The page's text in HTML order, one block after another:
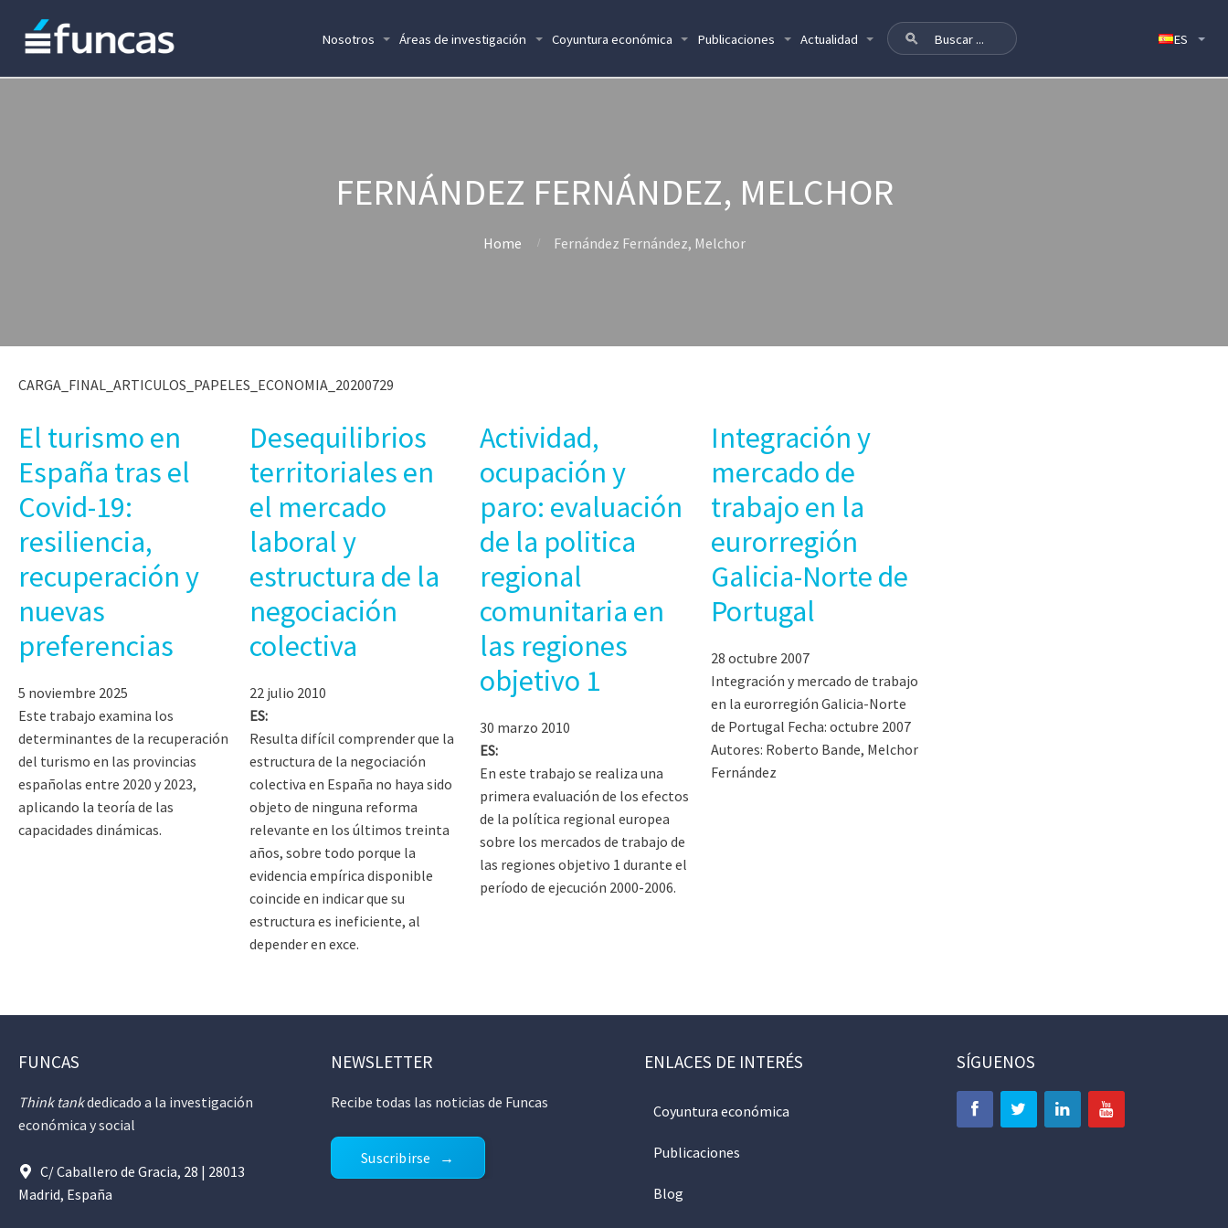
Nosotros Áreas de investigación Coyuntura económica Publicaciones Actualidad
FERNÁNDEZ FERNÁNDEZ, MELCHOR
Home Fernández Fernández, Melchor
CARGA_FINAL_ARTICULOS_PAPELES_ECONOMIA_20200729
El turismo en
España tras el
Covid-19:
resiliencia,
recuperación y
nuevas
preferencias
5 noviembre 2025
Este trabajo examina los
determinantes de la recuperación
del turismo en las provincias
españolas entre 2020 y 2023,
aplicando la teoría de las
capacidades dinámicas.
Desequilibrios
territoriales en
el mercado
laboral y
estructura de la
negociación
colectiva
22 julio 2010
ES:
Resulta difícil comprender que la
estructura de la negociación
colectiva en España no haya sido
objeto de ninguna reforma
relevante en los últimos treinta
años, sobre todo porque la
evidencia empírica disponible
coincide en indicar que su
estructura es ineficiente, al
depender en exce.
Actividad,
ocupación y
paro: evaluación
de la politica
regional
comunitaria en
las regiones
objetivo 1
30 marzo 2010
ES:
En este trabajo se realiza una
primera evaluación de los efectos
de la política regional europea
sobre los mercados de trabajo de
las regiones objetivo 1 durante el
período de ejecución 2000-2006.
Integración y
mercado de
trabajo en la
eurorregión
Galicia-Norte de
Portugal
28 octubre 2007
Integración y mercado de trabajo
en la eurorregión Galicia-Norte
de Portugal Fecha: octubre 2007
Autores: Roberto Bande, Melchor
Fernández
FUNCAS
Think tankdedicado a la investigación
económica y social
C/ Caballero de Gracia, 28 | 28013
Madrid, España
NEWSLETTER
Recibe todas las noticias de Funcas
Suscribirse
ENLACES DE INTERÉS
Coyuntura económica
Publicaciones
Blog
SÍGUENOS